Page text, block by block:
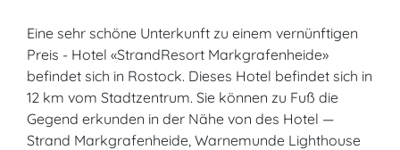
Eine sehr schöne Unterkunft zu einem vernünftigen
Preis - Hotel «StrandResort Markgrafenheide»
befindet sich in Rostock. Dieses Hotel befindet sich in
12 km vom Stadtzentrum. Sie können zu Fuß die
Gegend erkunden in der Nähe von des Hotel —
Strand Markgrafenheide, Warnemunde Lighthouse